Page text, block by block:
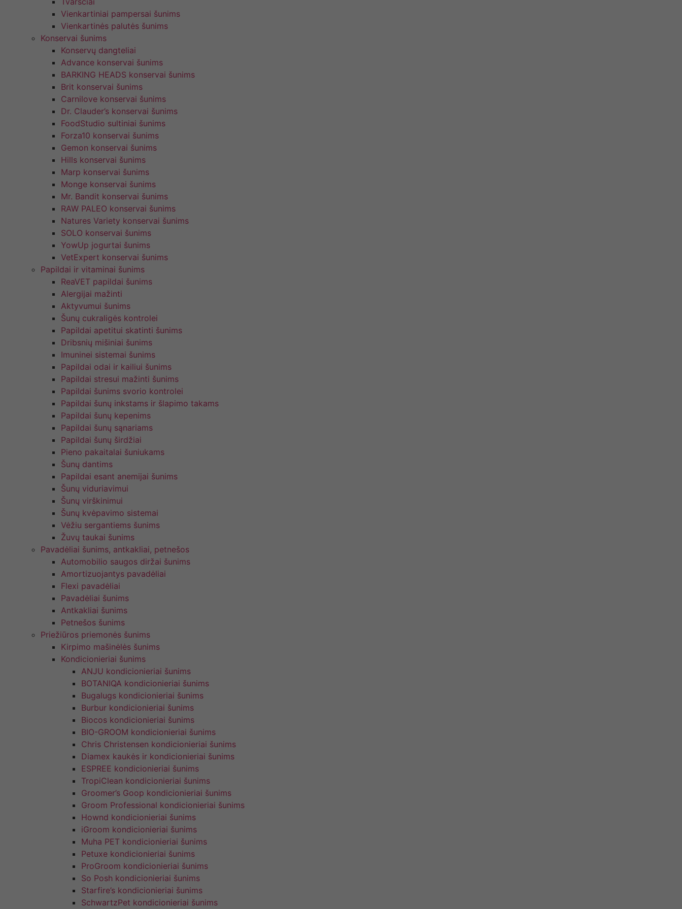
Vienkartiniai pampersai šunims
Vienkartinės palutės šunims
Konservai šunims
Konservų dangteliai
Advance konservai šunims
BARKING HEADS konservai šunims
Brit konservai šunims
Carnilove konservai šunims
Dr. Clauder’s konservai šunims
FoodStudio sultiniai šunims
Forza10 konservai šunims
Gemon konservai šunims
Hills konservai šunims
Marp konservai šunims
Monge konservai šunims
Mr. Bandit konservai šunims
RAW PALEO konservai šunims
Natures Variety konservai šunims
SOLO konservai šunims
YowUp jogurtai šunims
VetExpert konservai šunims
Papildai ir vitaminai šunims
ReaVET papildai šunims
Alergijai mažinti
Aktyvumui šunims
Šunų cukraligės kontrolei
Papildai apetitui skatinti šunims
Dribsnių mišiniai šunims
Imuninei sistemai šunims
Papildai odai ir kailiui šunims
Papildai stresui mažinti šunims
Papildai šunims svorio kontrolei
Papildai šunų inkstams ir šlapimo takams
Papildai šunų kepenims
Papildai šunų sąnariams
Papildai šunų širdžiai
Pieno pakaitalai šuniukams
Šunų dantims
Papildai esant anemijai šunims
Šunų viduriavimui
Šunų virškinimui
Šunų kvėpavimo sistemai
Vėžiu sergantiems šunims
Žuvų taukai šunims
Pavadėliai šunims, antkakliai, petnešos
Automobilio saugos diržai šunims
Amortizuojantys pavadėliai
Flexi pavadėliai
Pavadėliai šunims
Antkakliai šunims
Petnešos šunims
Priežiūros priemonės šunims
Kirpimo mašinėlės šunims
Kondicionieriai šunims
ANJU kondicionieriai šunims
BOTANIQA kondicionieriai šunims
Bugalugs kondicionieriai šunims
Burbur kondicionieriai šunims
Biocos kondicionieriai šunims
BIO-GROOM kondicionieriai šunims
Chris Christensen kondicionieriai šunims
Diamex kaukės ir kondicionieriai šunims
ESPREE kondicionieriai šunims
TropiClean kondicionieriai šunims
Groomer’s Goop kondicionieriai šunims
Groom Professional kondicionieriai šunims
Hownd kondicionieriai šunims
iGroom kondicionieriai šunims
Muha PET kondicionieriai šunims
Petuxe kondicionieriai šunims
ProGroom kondicionieriai šunims
So Posh kondicionieriai šunims
Starfire’s kondicionieriai šunims
SchwartzPet kondicionieriai šunims